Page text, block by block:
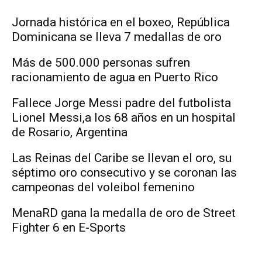
Jornada histórica en el boxeo, República
Dominicana se lleva 7 medallas de oro
Más de 500.000 personas sufren
racionamiento de agua en Puerto Rico
Fallece Jorge Messi padre del futbolista
Lionel Messi,a los 68 años en un hospital
de Rosario, Argentina
Las Reinas del Caribe se llevan el oro, su
séptimo oro consecutivo y se coronan las
campeonas del voleibol femenino
MenaRD gana la medalla de oro de Street
Fighter 6 en E-Sports